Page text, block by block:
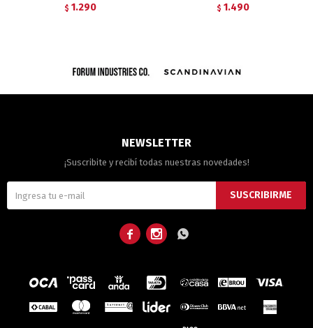
$ 1.290 $ 1.490
NEWSLETTER
¡Suscribite y recibí todas nuestras novedades!
SUSCRIBIRME
  